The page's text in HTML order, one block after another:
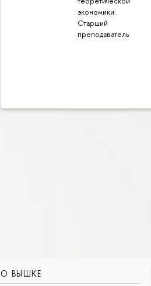
экономики:
Старший
преподаватель
О ВЫШКЕ